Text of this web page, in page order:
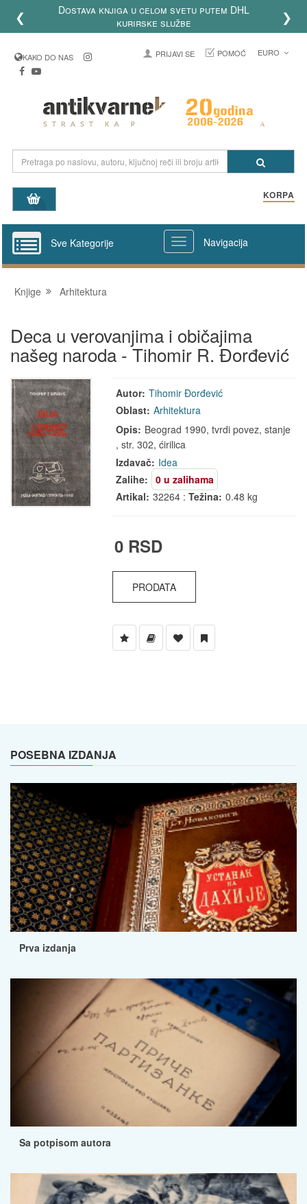
❮
Dostava knjiga u celom svetu putem DHL
kurirske službe
❯
KAKO DO NAS PRIJAVI SE POMOĆ EURO
KORPA
Sve Kategorije Navigacija
Knjige Arhitektura
Deca u verovanjima i običajima
našeg naroda - Tihomir R. Đorđević
Autor: Tihomir Đorđević
Oblast: Arhitektura
Opis: Beograd 1990, tvrdi povez, stanje
, str. 302, ćirilica
Izdavač: Idea
Zalihe:
0 u zalihama
Artikal: 32264 :Težina: 0.48 kg
0 RSD
PRODATA
POSEBNA IZDANJA
Prva izdanja
Sa potpisom autora